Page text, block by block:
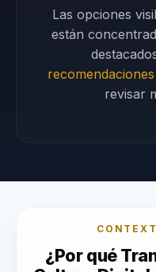
Las opciones
están
revisar
¿Por qué